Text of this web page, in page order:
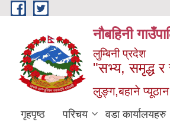
Skip to main content
नौबहिनी
लुम्बिनी प्रदेश
"सभ्य, समृद्ध र
लुङ्ग,बहाने प्यूठान
गृहपृष्ठ परिचय वडा कार्यालयहरु